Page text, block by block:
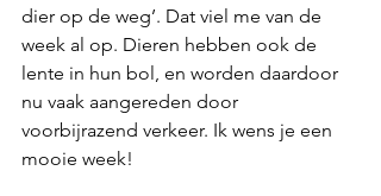
dier op de weg’. Dat viel me van de
week al op. Dieren hebben ook de
lente in hun bol, en worden daardoor
nu vaak aangereden door
voorbijrazend verkeer. Ik wens je een
mooie week!